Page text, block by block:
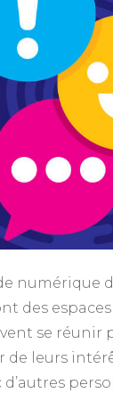
numérique
des
se réunir
de leurs